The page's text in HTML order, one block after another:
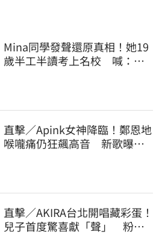
Mina同學發聲還原真相！她19
歲半工半讀考上名校 喊：不
直擊／Apink女神降臨！鄭恩地
喉嚨痛仍狂飆高音 新歌曝
直擊／AKIRA台北開唱藏彩蛋！
兒子首度驚喜獻「聲」 粉絲